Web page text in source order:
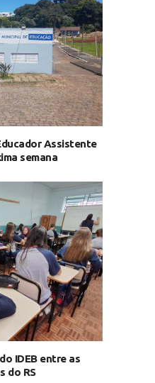
Assistente
semana
IDEB entre as
do RS